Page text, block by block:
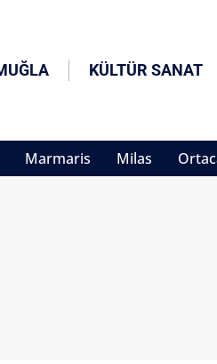
KÜLTÜR SANAT
Marmaris Milas